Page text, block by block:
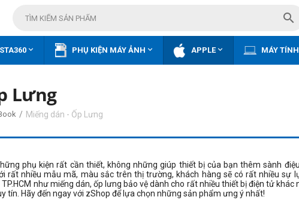

 PHỤ KIỆN MÁY ẢNH  APPLE MÁY
Lưng
/ Miếng dán - Ốp Lưng
phụ kiện rất cần thiết, không những giúp thiết bị của bạn thêm sành
rất nhiều mẫu mã, màu sắc trên thị trường, khách hàng sẽ có rất nhiều sự
như miếng dán, ốp lưng bảo vệ dành cho rất nhiều thiết bị điện tử
tín. Hãy đến ngay với zShop để lựa chọn những sản phẩm ưng ý nhất!